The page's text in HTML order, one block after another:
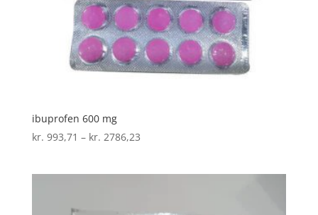
ibuprofen 600 mg
kr. 993,71 – kr. 2786,23Prisinterval: